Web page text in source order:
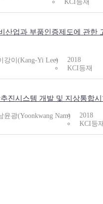
KCI등재
산업과 부품인증제도에 관한
강이(Kang-Yi Lee)
2018
KCI등재
진시스템 개발 및 지상통합
윤광(Yoonkwang Nam)
2018
KCI등